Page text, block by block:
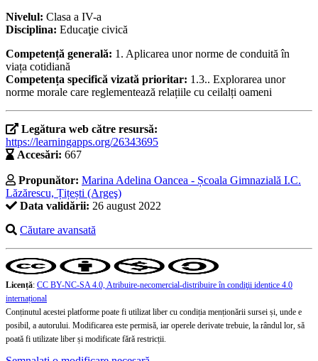
Nivelul: Clasa a IV-a
Disciplina: Educaţie civică
Competență generală: 1. Aplicarea unor norme de conduită în
viața cotidiană
Competența specifică vizată prioritar: 1.3.. Explorarea unor
norme morale care reglementează relațiile cu ceilalți oameni
Legătura web către resursă:
https://learningapps.org/26343695
Accesări: 667
Propunător: Marina Adelina Oancea - Școala Gimnazială I.C.
Lăzărescu, Țițești (Argeş)
Data validării: 26 august 2022
Căutare avansată
Licență: CC BY-NC-SA 4.0, Atribuire-necomercial-distribuire în condiţii identice 4.0
internațional
Conținutul acestei platforme poate fi utilizat liber cu condiția menționării sursei și, unde e
posibil, a autorului. Modificarea este permisă, iar operele derivate trebuie, la rândul lor, să
poată fi utilizate liber și modificate fără restricții.